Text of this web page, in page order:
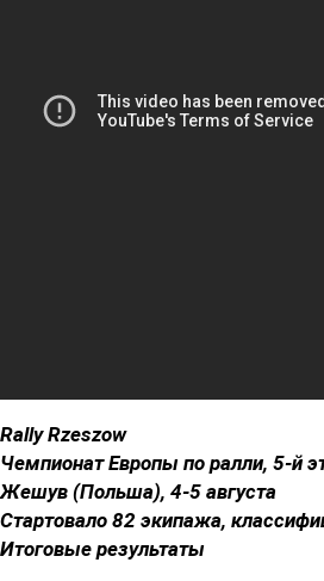
Rally Rzeszow
Чемпионат Европы по ралли, 5-й
Жешув (Польша), 4-5 августа
Стартовало 82 экипажа,
Итоговые результаты